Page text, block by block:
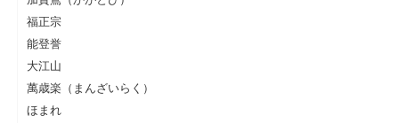
福正宗
能登誉
大江山
萬歳楽（まんざいらく）
ほまれ